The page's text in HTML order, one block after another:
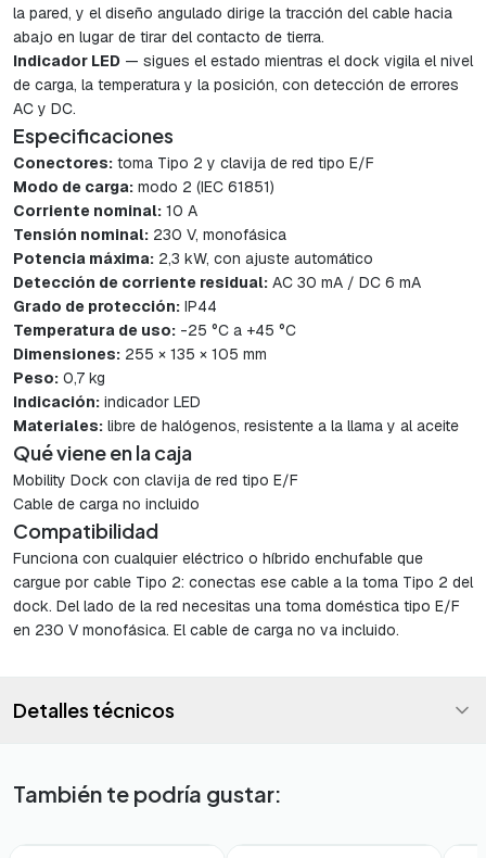
la pared, y el diseño angulado dirige la tracción del cable hacia
abajo en lugar de tirar del contacto de tierra.
Indicador LED — sigues el estado mientras el dock vigila el nivel
de carga, la temperatura y la posición, con detección de errores
AC y DC.
Especificaciones
Conectores: toma Tipo 2 y clavija de red tipo E/F
Modo de carga: modo 2 (IEC 61851)
Corriente nominal: 10 A
Tensión nominal: 230 V, monofásica
Potencia máxima: 2,3 kW, con ajuste automático
Detección de corriente residual: AC 30 mA / DC 6 mA
Grado de protección: IP44
Temperatura de uso: -25 °C a +45 °C
Dimensiones: 255 × 135 × 105 mm
Peso: 0,7 kg
Indicación: indicador LED
Materiales: libre de halógenos, resistente a la llama y al aceite
Qué viene en la caja
Mobility Dock con clavija de red tipo E/F
Cable de carga no incluido
Compatibilidad
Funciona con cualquier eléctrico o híbrido enchufable que
cargue por cable Tipo 2: conectas ese cable a la toma Tipo 2 del
dock. Del lado de la red necesitas una toma doméstica tipo E/F
en 230 V monofásica. El cable de carga no va incluido.
Detalles técnicos
También te podría gustar: